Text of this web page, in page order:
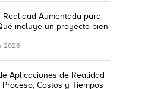
Realidad Aumentada para
incluye un proyecto bien
2026
Aplicaciones de Realidad
Costos y Tiempos